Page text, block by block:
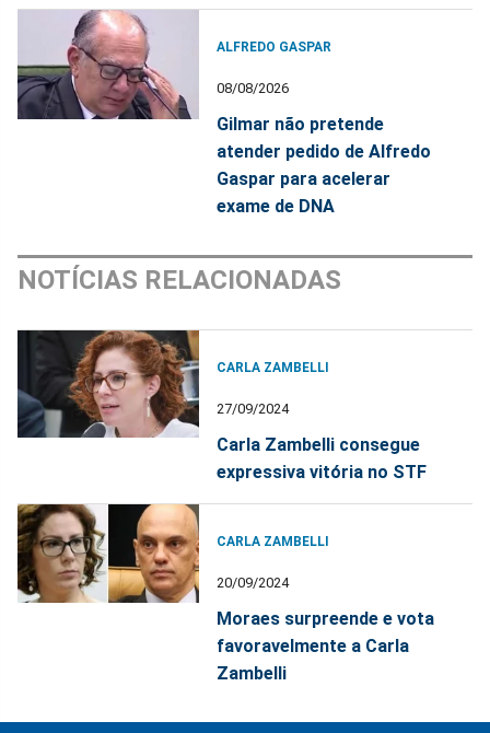
ALFREDO GASPAR
08/08/2026
Gilmar não pretende
atender pedido de Alfredo
Gaspar para acelerar
exame de DNA
NOTÍCIAS RELACIONADAS
CARLA ZAMBELLI
27/09/2024
Carla Zambelli consegue
expressiva vitória no STF
CARLA ZAMBELLI
20/09/2024
Moraes surpreende e vota
favoravelmente a Carla
Zambelli